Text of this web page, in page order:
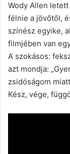
Wody Allen
félnie a jövőtől,
színész egyike,
filmjében van
A szokásos:
azt mondja:
zsidóságom
Kész, vége,